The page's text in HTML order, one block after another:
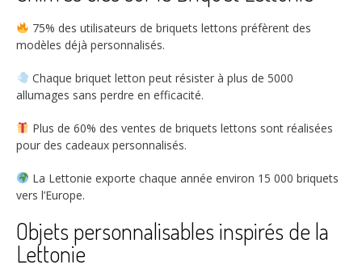
75% des utilisateurs de briquets lettons préfèrent des
modèles déjà personnalisés.
Chaque briquet letton peut résister à plus de 5000
allumages sans perdre en efficacité.
Plus de 60% des ventes de briquets lettons sont réalisées
pour des cadeaux personnalisés.
La Lettonie exporte chaque année environ 15 000 briquets
vers l’Europe.
Objets personnalisables inspirés de la
Lettonie